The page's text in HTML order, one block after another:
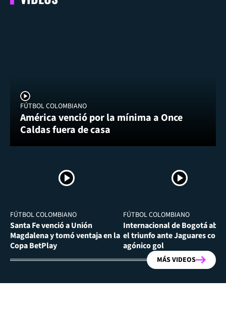
FÚTBOL COLOMBIANO
América venció por la mínima a Once
Caldas fuera de casa
FÚTBOL COLOMBIANO
Santa Fe venció a Unión
Magdalena y tomó ventaja en la
Copa BetPlay
FÚTBOL COLOMBIANO
Internacional de Bogotá
el triunfo ante Jaguares con
agónico gol
MÁS VIDEOS